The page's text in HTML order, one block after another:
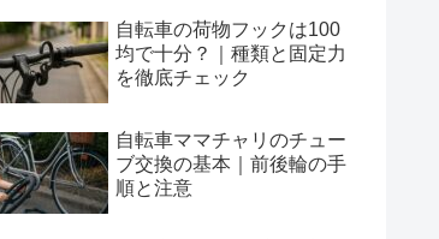
自転車の荷物フックは100
均で十分？｜種類と固定力
を徹底チェック
自転車ママチャリのチュー
ブ交換の基本｜前後輪の手
順と注意